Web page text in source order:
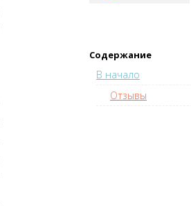
Содержание
В начало
Отзывы